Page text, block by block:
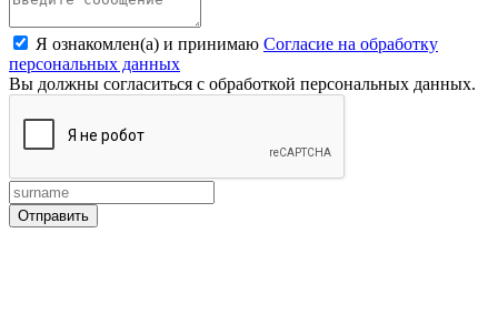
Я ознакомлен(а) и принимаю Согласие на обработку
персональных данных
Вы должны согласиться с обработкой персональных данных.